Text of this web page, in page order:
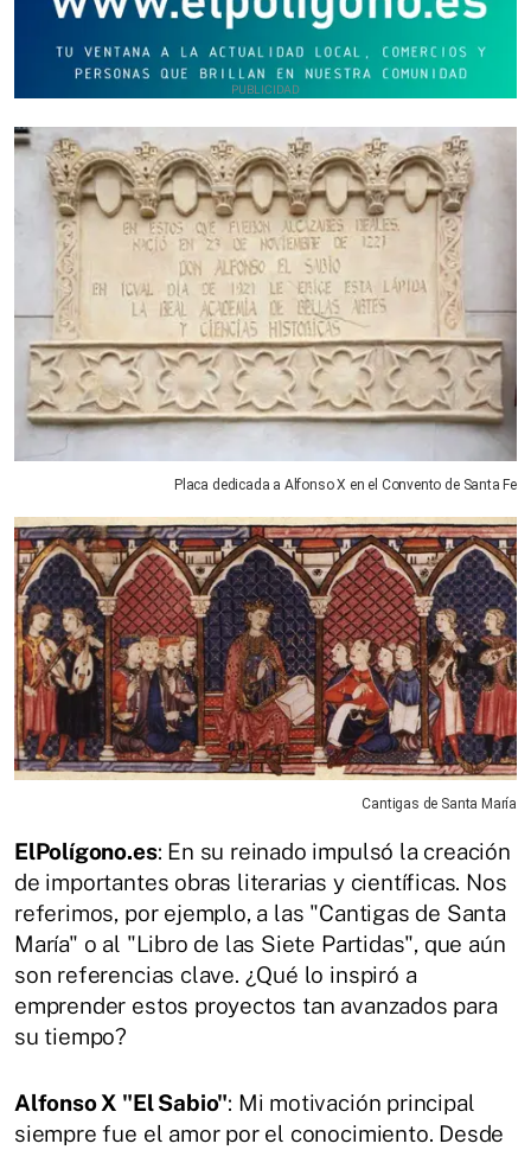
Placa dedicada a Alfonso X en el Convento de Santa Fe
Cantigas de Santa María
ElPolígono.es: En su reinado impulsó la creación
de importantes obras literarias y científicas. Nos
referimos, por ejemplo, a las "Cantigas de Santa
María" o al "Libro de las Siete Partidas", que aún
son referencias clave. ¿Qué lo inspiró a
emprender estos proyectos tan avanzados para
su tiempo?
Alfonso X "El Sabio": Mi motivación principal
siempre fue el amor por el conocimiento. Desde